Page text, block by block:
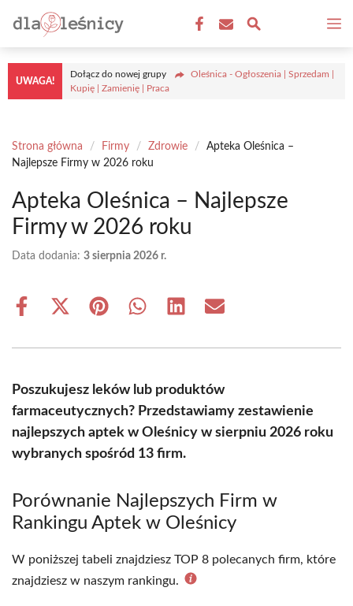
do
treści
UWAGA!
Dołącz do nowej grupy
Oleśnica - Ogłoszenia | Sprzedam |
Kupię | Zamienię | Praca
Strona główna / Firmy / Zdrowie /
Apteka Oleśnica –
Najlepsze Firmy w 2026 roku
Apteka Oleśnica – Najlepsze
Firmy w 2026 roku
Data dodania: 3 sierpnia 2026 r.
Share
Share
(Twitter)
Share Share Share Share
Poszukujesz leków lub produktów
farmaceutycznych? Przedstawiamy zestawienie
najlepszych aptek w Oleśnicy w sierpniu 2026 roku
wybranych spośród 13 firm.
Porównanie Najlepszych Firm w
Rankingu Aptek w Oleśnicy
W poniższej tabeli znajdziesz TOP 8 polecanych firm, które
znajdziesz w naszym rankingu.